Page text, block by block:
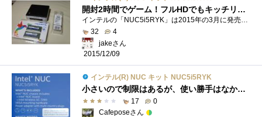
開封2時間でゲーム！フルHDでもキッチリ動く！！
インテルの「NUC5i5RYK」は2015年の3月に発売された機種です。既に次のNUC6i5SYKがアナウンスされていますが、まだ発売されておらず、2015年12月時点で...
32
4
jakeさん
2015/12/09
インテル(R) NUC キット NUC5i5RYK
小さいので制限はあるが、使い勝手はなかなか良い
17
0
Cafeposeさん